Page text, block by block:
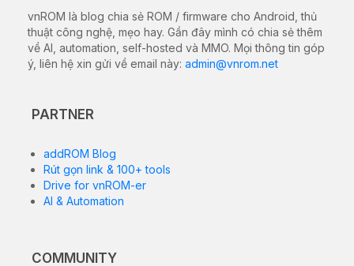
vnROM là blog chia sẻ ROM / firmware cho Android, thủ
thuật công nghệ, mẹo hay. Gần đây mình có chia sẻ thêm
về AI, automation, self-hosted và MMO. Mọi thông tin góp
ý, liên hệ xin gửi về email này: admin@vnrom.net
PARTNER
addROM Blog
Rút gọn link & 100+ tools
Drive for vnROM-er
AI & Automation
COMMUNITY